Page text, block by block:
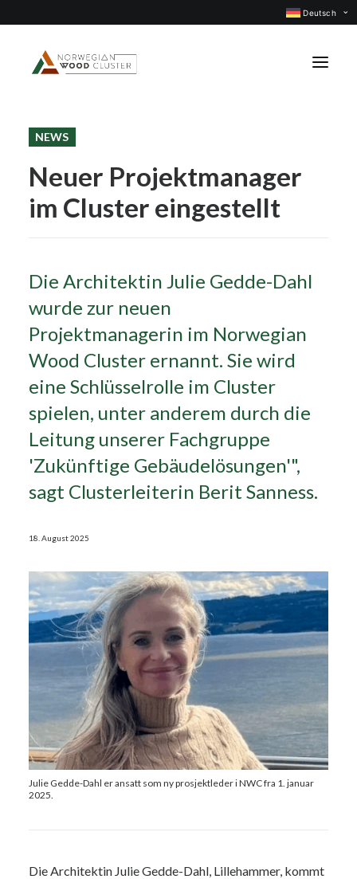
Deutsch
Was ist neu
Events
Projekte
Über uns
KONTAKTIEREN UNS
Search
NEWS
Neuer Projektmanager
im Cluster eingestellt
Die Architektin Julie Gedde-Dahl
wurde zur neuen
Projektmanagerin im Norwegian
Wood Cluster ernannt. Sie wird
eine Schlüsselrolle im Cluster
spielen, unter anderem durch die
Leitung unserer Fachgruppe
'Zukünftige Gebäudelösungen'",
sagt Clusterleiterin Berit Sanness.
18. August 2025
Julie Gedde-Dahl er ansatt som ny prosjektleder i NWC fra 1. januar
2025.
Die Architektin Julie Gedde-Dahl, Lillehammer, kommt